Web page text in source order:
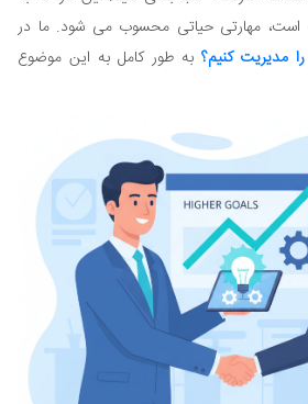
است، مهارتی حیاتی محسوب می شود. ما در
مدیریت کنیم؟ به طور کامل به این موضوع